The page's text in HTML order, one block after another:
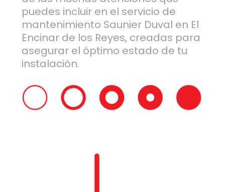
puedes incluir en el servicio de
mantenimiento Saunier Duval en El
Encinar de los Reyes, creadas para
asegurar el óptimo estado de tu
instalación.